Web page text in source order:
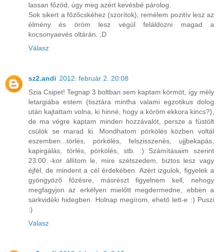
lassan főzöd, úgy meg azért kevésbé párolog.
Sok sikert a főzőcskéhez (szorítok), remélem pozitív lesz az
élmény és öröm lesz végül feláldozni magad a
kocsonyaevés oltárán. ;D
Válasz
sz2.andi 2012. február 2. 20:08
Szia Csipet! Tegnap 3 boltban sem kaptam körmöt, így mély
letargiába estem (tisztára mintha valami egzotikus dolog
után kajtattam volna, ki hinné, hogy a köröm ekkora kincs?),
de ma végre kaptam minden hozzávalót, persze a füstölt
csülök se marad ki. Mondhatom pörkölés közben voltál
eszemben...törlés, pörkölés, felszisszenés, ujjbekapás,
kapirgálás, törlés, pörkölés, stb. :) Számításaim szerint
23:00 -kor állítom le, mire szétszedem, biztos lesz vagy
éjfél, de mindent a cél érdekében. Azért izgulok, figyelek a
gyöngyöző főzésre, másrészt figyelnem kell, nehogy
megfagyjon az erkélyen mielőtt megdermedne, ebben a
sarkvidéki hidegben. Holnap megírom, ehető lett-e :) Puszi
:)
Válasz